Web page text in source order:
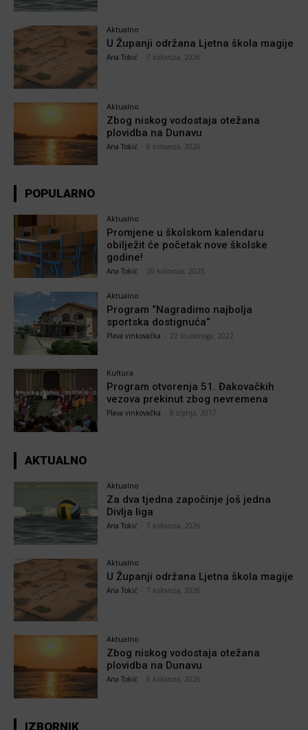
Aktualno
U Županji održana Ljetna škola magije
Ana Tokić 7 kolovoza, 2026
Aktualno
Zbog niskog vodostaja otežana
plovidba na Dunavu
Ana Tokić 6 kolovoza, 2026
POPULARNO
Aktualno
Promjene u školskom kalendaru
obilježit će početak nove školske
godine!
Ana Tokić 20 kolovoza, 2025
Aktualno
Program “Nagradimo najbolja
sportska dostignuća”
Plava vinkovačka 22 studenoga, 2022
Kultura
Program otvorenja 51. Đakovačkih
vezova prekinut zbog nevremena
Plava vinkovačka 8 srpnja, 2017
AKTUALNO
Aktualno
Za dva tjedna započinje još jedna
Divlja liga
Ana Tokić 7 kolovoza, 2026
Aktualno
U Županji održana Ljetna škola magije
Ana Tokić 7 kolovoza, 2026
Aktualno
Zbog niskog vodostaja otežana
plovidba na Dunavu
Ana Tokić 6 kolovoza, 2026
IZBORNIK